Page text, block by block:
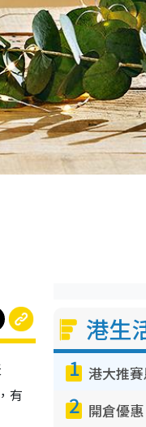
有
港生
1
2